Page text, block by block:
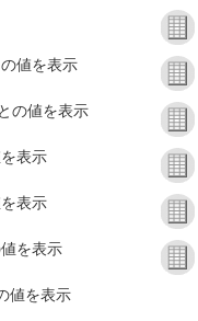
値を表示
の値を表示
表示
表示
を表示
値を表示